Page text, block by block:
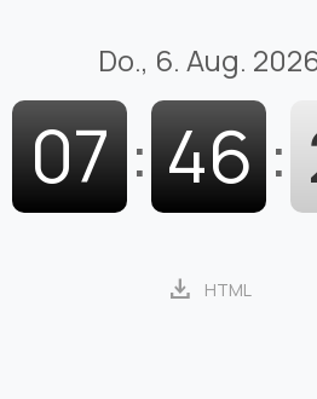
Do., 6. Aug.
07 : 46 :
download HTML